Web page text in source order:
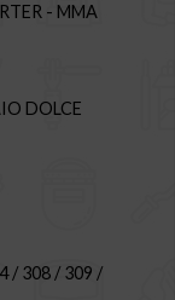
- MMA
DOLCE
/ 308 / 309 /